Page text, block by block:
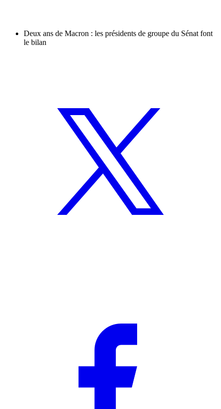
Deux ans de Macron : les présidents de groupe du Sénat font
le bilan